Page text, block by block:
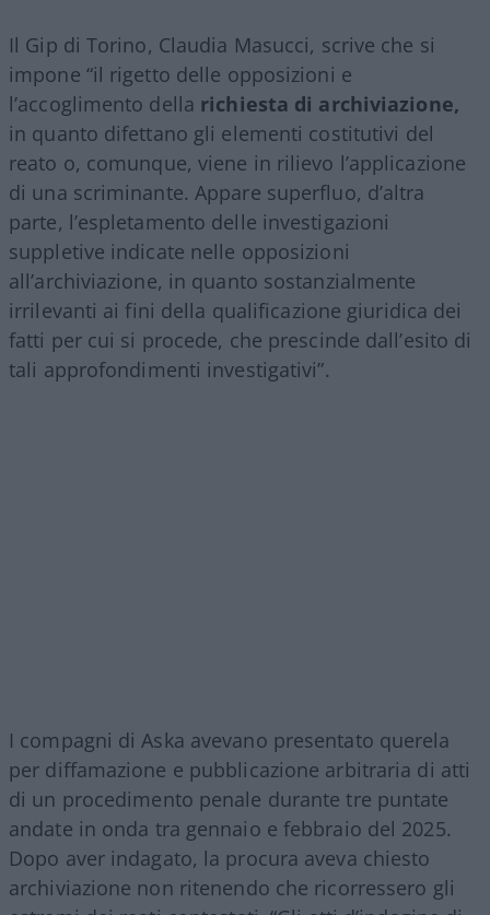
Il Gip di Torino, Claudia Masucci, scrive che si
impone “il rigetto delle opposizioni e
l’accoglimento della richiesta di archiviazione,
in quanto difettano gli elementi costitutivi del
reato o, comunque, viene in rilievo l’applicazione
di una scriminante. Appare superfluo, d’altra
parte, l’espletamento delle investigazioni
suppletive indicate nelle opposizioni
all’archiviazione, in quanto sostanzialmente
irrilevanti ai fini della qualificazione giuridica dei
fatti per cui si procede, che prescinde dall’esito di
tali approfondimenti investigativi”.
I compagni di Aska avevano presentato querela
per diffamazione e pubblicazione arbitraria di atti
di un procedimento penale durante tre puntate
andate in onda tra gennaio e febbraio del 2025.
Dopo aver indagato, la procura aveva chiesto
archiviazione non ritenendo che ricorressero gli